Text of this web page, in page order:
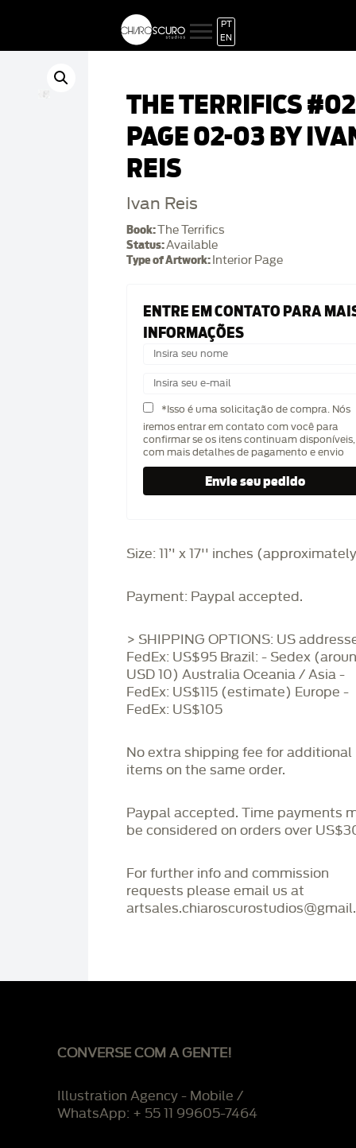
PT
EN
THE TERRIFICS #02
PAGE 02-03 BY
REIS
Ivan Reis
Book:The Terrifics
Status:Available
Type of Artwork: Interior Page
ENTRE EM CONTATO PARA
INFORMAÇÕES
*Isso é uma solicitação de compra. Nós
iremos entrar em contato com você para
confirmar se os itens continuam disponíveis,
com mais detalhes de pagamento e envio
Size: 11’' x 17'' inches
Payment: Paypal accepted.
> SHIPPING OPTIONS: US
FedEx: US$95 Brazil: - Sedex
USD 10) Australia Oceania / Asia -
FedEx: US$115 (estimate) Europe -
FedEx: US$105
No extra shipping fee for additional
items on the same order.
Paypal accepted. Time payments
be considered on orders over
For further info and commission
requests please email us at
CONVERSE COM A GENTE!
Illustration Agency - Mobile /
WhatsApp: + 55 11 99605-7464